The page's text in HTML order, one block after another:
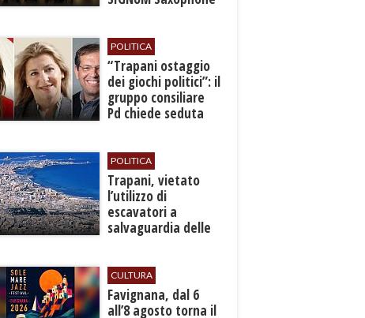
Dream”
POLITICA
​“Trapani ostaggio
dei giochi politici”: il
gruppo consiliare
Pd chiede seduta
POLITICA
​Trapani, vietato
l’utilizzo di
escavatori a
salvaguardia delle
CULTURA
Favignana, dal 6
all’8 agosto torna il